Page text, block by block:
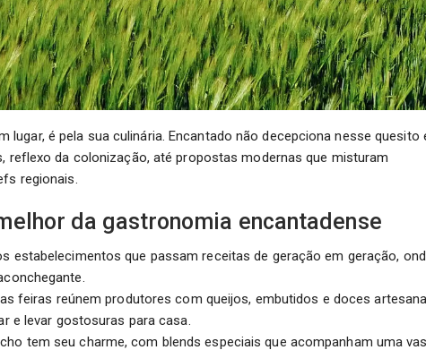
lugar, é pela sua culinária. Encantado não decepciona nesse quesito
reflexo da colonização, até propostas modernas que misturam
regionais.
da gastronomia encantadense
estabelecimentos que passam receitas de geração em geração,
feiras reúnem produtores com queijos, embutidos e doces
e levar gostosuras para casa.
tem seu charme, com blends especiais que acompanham uma